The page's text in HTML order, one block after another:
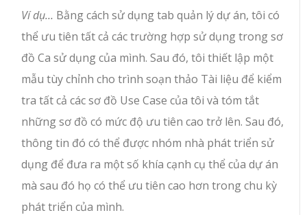
Ví dụ… Bằng cách sử dụng tab quản lý dự án, tôi có
thể ưu tiên tất cả các trường hợp sử dụng trong sơ
đồ Ca sử dụng của mình. Sau đó, tôi thiết lập một
mẫu tùy chỉnh cho trình soạn thảo Tài liệu để kiểm
tra tất cả các sơ đồ Use Case của tôi và tóm tắt
những sơ đồ có mức độ ưu tiên cao trở lên. Sau đó,
thông tin đó có thể được nhóm nhà phát triển sử
dụng để đưa ra một số khía cạnh cụ thể của dự án
mà sau đó họ có thể ưu tiên cao hơn trong chu kỳ
phát triển của mình.